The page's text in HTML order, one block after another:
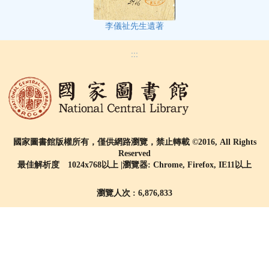
李儀祉先生遺著
:::
國家圖書館版權所有，僅供網路瀏覽，禁止轉載 ©2016, All Rights
Reserved
最佳解析度 1024x768以上 |瀏覽器: Chrome, Firefox, IE11以上
瀏覽人次 : 6,876,833